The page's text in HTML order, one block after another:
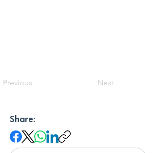
Previous Next
Share: